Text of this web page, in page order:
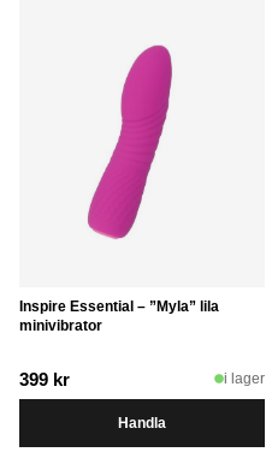
Inspire Essential – ”Myla” lila
minivibrator
399 kr i lager
Handla